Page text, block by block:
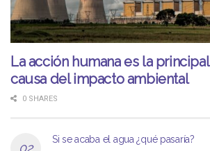
La acción humana es la principal
causa del impacto ambiental
0 SHARES
Si se acaba el agua ¿qué pasaría?